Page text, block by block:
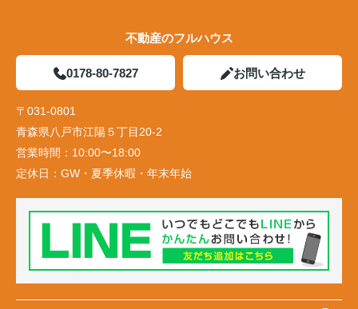
不動産のフルハウス
0178-80-7827 お問い合わせ
〒031-0801
青森県八戸市江陽５丁目20-2
営業時間： 10:00〜18:00
定休日： GW・夏季休暇・年末年始